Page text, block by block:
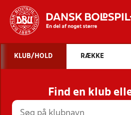
STILLINGER,
HOLD
KLUB/HOLD RÆKKE
Find en klub